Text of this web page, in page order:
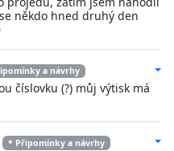
někdo hned druhý den
a návrhy
číslovku (?) můj výtisk má
* Připomínky a návrhy